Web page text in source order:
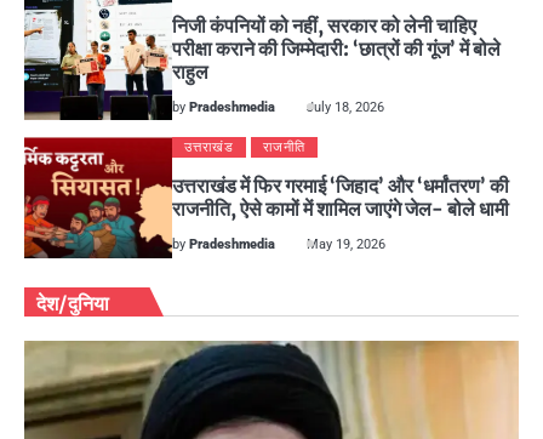
निजी कंपनियों को नहीं, सरकार को लेनी चाहिए
परीक्षा कराने की जिम्मेदारी: ‘छात्रों की गूंज’ में बोले
राहुल
byPradeshmedia July 18, 2026
उत्तराखंड राजनीति
उत्तराखंड में फिर गरमाई ‘जिहाद’ और ‘धर्मांतरण’ की
राजनीति, ऐसे कामों में शामिल जाएंगे जेल- बोले धामी
byPradeshmedia May 19, 2026
देश/दुनिया